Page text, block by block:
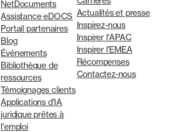
NetDocuments
Assistance eDOCS
Portail partenaires
Blog
Événements
Bibliothèque de
ressources
Témoignages clients
Applications d'IA
juridique prêtes à
l'emploi
Actualités et presse
Inspirez-nous
Inspirer l'APAC
Inspirer l'EMEA
Récompenses
Contactez-nous